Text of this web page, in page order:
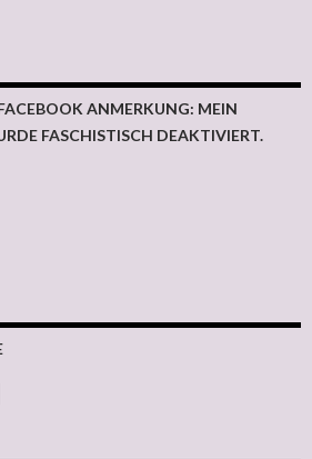
ANMERKUNG: MEIN
FASCHISTISCH DEAKTIVIERT.